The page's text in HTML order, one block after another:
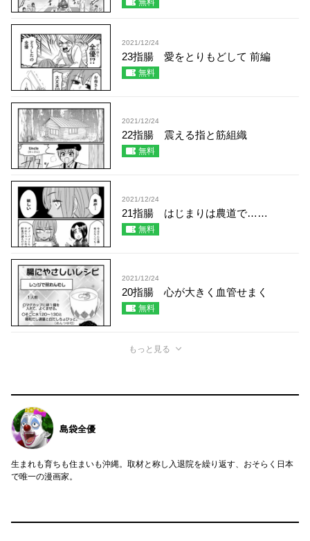
無料
2021/12/24
23指腸 愛をとりもどして 前編
無料
2021/12/24
22指腸 震える指と筋組織
無料
2021/12/24
21指腸 はじまりは農道で……
無料
2021/12/24
20指腸 心が大きく血管せまく
無料
もっと見る
島袋全優
生まれも育ちも住まいも沖縄。取材と称し入退院を繰り返す、おそらく日本
で唯一の漫画家。